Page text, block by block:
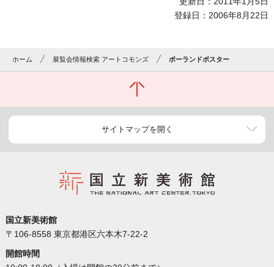
登録日：2006年8月22日
ホーム 展覧会情報検索 アートコモンズ ポーランドポスター
サイトマップを開く
国立新美術館
〒106-8558 東京都港区六本木7-22-2
開館時間